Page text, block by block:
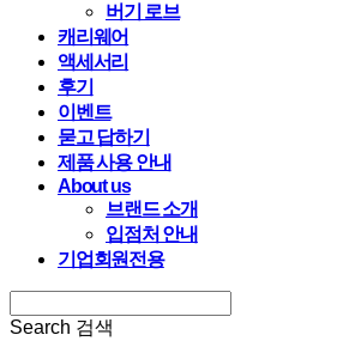
버기 로브
캐리웨어
액세서리
후기
이벤트
묻고 답하기
제품 사용 안내
About us
브랜드 소개
입점처 안내
기업회원전용
Search 검색